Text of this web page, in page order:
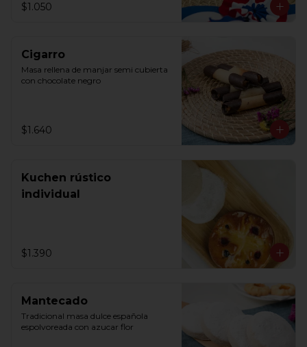
$1.050
Cigarro
Masa rellena de manjar semi cubierta
con chocolate negro
$1.640
Kuchen rústico
individual
$1.390
Mantecado
Tradicional masa dulce española
espolvoreada con azucar flor